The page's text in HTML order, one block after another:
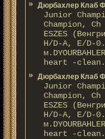
Дюрбахлер Клаб
Junior
Champion, Ch
ESZES
H/D-A, E/D-
heart -
Дюрбахлер Клаб
Junior
Champion, Ch
ESZES
H/D-A, E/D-
heart -